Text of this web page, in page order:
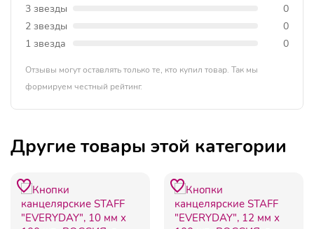
3 звезды
0
2 звезды
0
1 звезда
0
Отзывы могут оставлять только те, кто купил товар. Так мы
формируем честный рейтинг.
Другие товары этой категории